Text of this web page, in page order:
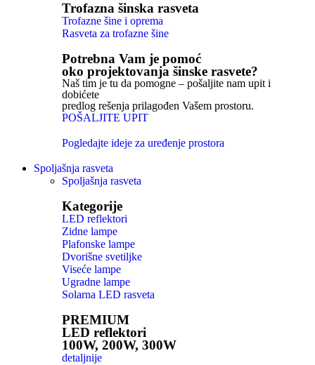
Trofazna šinska rasveta
Trofazne šine i oprema
Rasveta za trofazne šine
Potrebna Vam je pomoć
oko projektovanja šinske rasvete?
Naš tim je tu da pomogne – pošaljite nam upit i
dobićete
predlog rešenja prilagođen Vašem prostoru.
POŠALJITE UPIT
Pogledajte ideje za uređenje prostora
Spoljašnja rasveta
Spoljašnja rasveta
Kategorije
LED reflektori
Zidne lampe
Plafonske lampe
Dvorišne svetiljke
Viseće lampe
Ugradne lampe
Solarna LED rasveta
PREMIUM
LED reflektori
100W, 200W, 300W
detaljnije